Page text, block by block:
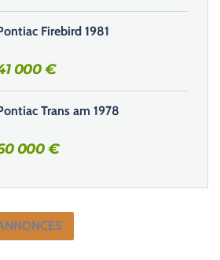
Firebird 1981
000€
Trans am 1978
000€